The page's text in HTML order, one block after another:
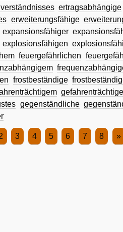
ertragsabhängige
erweiterungsfähige
expansionsfähiger
explosionsfähigen
feuergefährlichen
frostbeständige
gegenständliche
3 4 5 6 7 8 »